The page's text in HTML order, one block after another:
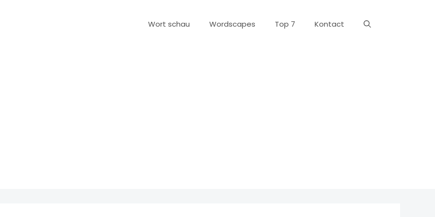
Wort schau Wordscapes Top 7 Kontact